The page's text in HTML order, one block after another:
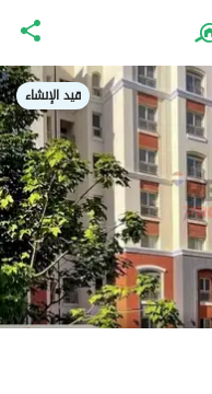
قيد الإنشاء